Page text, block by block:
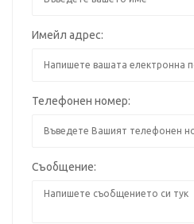
Имейл адрес:
Телефонен номер:
Съобщение: